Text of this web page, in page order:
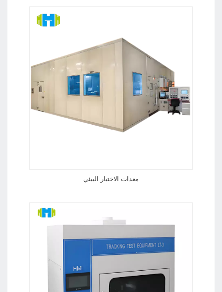
تكييف الهواء بالهيليوم تغليف المنتج
معدات الاختبار البيئي